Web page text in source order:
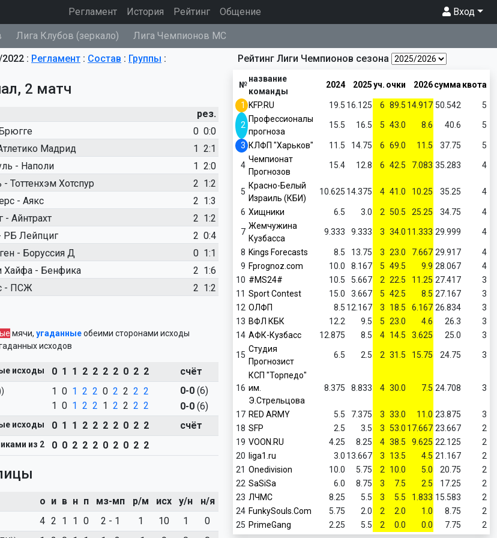
Вход
Регламент(current)
История Рейтинг Общение
Лига Клубов (зеркало)
Лига Чемпионов МС
: Регламент : Состав : Группы :
2 матч
рез.
0 0:0
Мадрид 1 2:1
- Наполи 1 2:0
Тоттенхэм Хотспур 2 1:2
- Аякс 2 1:3
- Айнтрахт 2 1:2
РБ Лейпциг 2 0:4
- Боруссия Д 0 1:1
Хайфа - Бенфика 2 1:6
- ПСЖ 2 1:2
мячи, угаданныеобеими сторонами исходы
исходов
исходы 0 1 1 2 2 2 2 0 2 2
счёт
1 0 1 2 2 0 2 2 2 2
1 0 1 2 2 1 2 2 2 2
0-0 (6)
0-0 (6)
исходы 0 1 1 2 2 2 2 0 2 2 счёт
из 2 0 0 2 2 2 0 2 0 2 2
о и в н п мз-мп р/м исх у/н
н/я
4 2 1 1 0 2 - 1 1 10 1
0
Рейтинг Лиги Чемпионов сезона
№
название
команды
2024 2025уч. очки 2026сумма квота
1 KFP.RU 19.5 16.125 6 89.5 14.917 50.542 5
2
Профессионалы
прогноза
15.5 16.5 5 43.0 8.6 40.6 5
3 КЛФП "Харьков" 11.5 14.75 6 69.0 11.5 37.75 5
4
Чемпионат
Прогнозов
15.4 12.8 6 42.5 7.083 35.283 4
5
Красно-Белый
Израиль (КБИ)
10.625 14.375 4 41.0 10.25 35.25 4
6 Хищники 6.5 3.0 2 50.5 25.25 34.75 4
7
Жемчужина
Кузбасса
9.333 9.333 3 34.0 11.333 29.999 4
8 Kings Forecasts 8.5 13.75 3 23.0 7.667 29.917
4
9 Fprognoz.com 10.0 8.167 5 49.5 9.9 28.067
4
10 #MS24# 10.5 5.667 2 22.5 11.25 27.417
3
11 Sport Contest 15.0 3.667 5 42.5 8.5 27.167
3
12 ОЛФП 8.5 12.167 3 18.5 6.167 26.834
3
13 ВФЛ КБК 12.2 9.5 5 23.0 4.6 26.3
3
14 АФК-Кузбасс 12.875 8.5 4 14.5 3.625 25.0 3
15
Студия
Прогнозист
6.5 2.5 2 31.5 15.75 24.75 3
16
КСП "Торпедо"
им.
Э.Стрельцова
8.375 8.833 4 30.0 7.5 24.708 3
17 RED ARMY 5.5 7.375 3 33.0 11.0 23.875
3
18 SFP 2.5 3.5 3 53.0 17.667 23.667
2
19 VOON.RU 4.25 8.25 4 38.5 9.625 22.125
2
20 liga1.ru 3.0 13.667 3 13.5 4.5 21.167
2
21 Onedivision 10.0 5.75 2 10.0 5.0 20.75
2
22 SaSiSa 6.0 8.75 3 7.5 2.5 17.25
2
23 ЛЧМС 8.25 5.5 3 5.5 1.833 15.583
2
24 FunkySouls.Com 5.75 2.0 2 2.0 1.0 8.75
2
25 PrimeGang 2.25 5.5 2 0.0 0.0 7.75 2